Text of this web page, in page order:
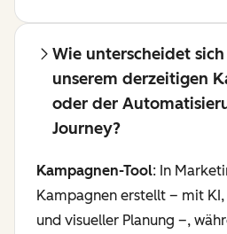
Wie unterscheidet
unserem derzeitigen
oder der
Journey?
Kampagnen-Tool: In
Kampagnen erstellt – mit
und visueller Planung –,